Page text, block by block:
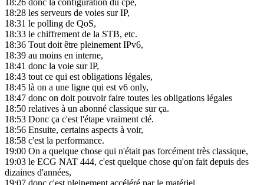
18:26 donc la configuration du cpe,
18:28 les serveurs de voies sur IP,
18:31 le polling de QoS,
18:33 le chiffrement de la STB, etc.
18:36 Tout doit être pleinement IPv6,
18:39 au moins en interne,
18:41 donc la voie sur IP,
18:43 tout ce qui est obligations légales,
18:45 là on a une ligne qui est v6 only,
18:47 donc on doit pouvoir faire toutes les obligations légales
18:50 relatives à un abonné classique sur ça.
18:53 Donc ça c'est l'étape vraiment clé.
18:56 Ensuite, certains aspects à voir,
18:58 c'est la performance.
19:00 On a quelque chose qui n'était pas forcément très classique,
19:03 le ECG NAT 444, c'est quelque chose qu'on fait depuis des
dizaines d'années,